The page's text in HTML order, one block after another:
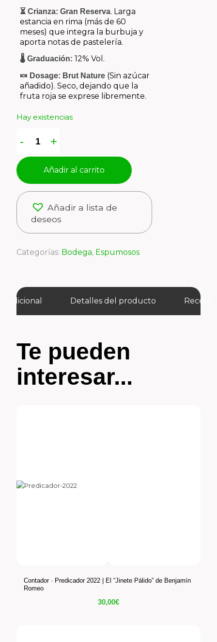
⏳ Crianza: Gran Reserva. Larga
estancia en rima (más de 60
meses) que integra la burbuja y
aporta notas de pastelería.
🌡️ Graduación: 12% Vol.
🍬 Dosage: Brut Nature(Sin azúcar
añadido). Seco, dejando que la
fruta roja se exprese libremente.
Hay existencias
Añadir al carrito
Añadir a lista de
deseos
Categorías: Bodega, Espumosos
adicional Detalles del producto Receta
Te pueden
interesar...
Contador · Predicador 2022 | El “Jinete Pálido” de Benjamín
Romeo
30,00€